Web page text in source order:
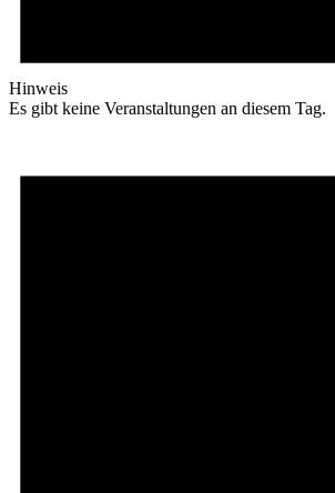
Hinweis
Es gibt keine Veranstaltungen an diesem Tag.